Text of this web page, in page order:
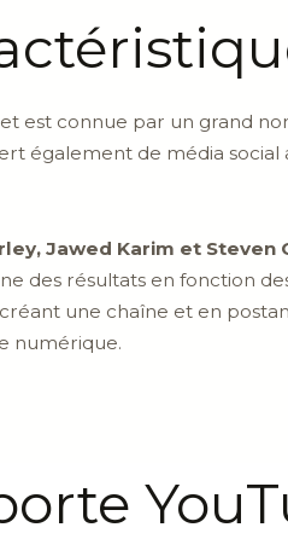
est connue par un grand
également de média
Jawed Karim et Steven
des résultats en fonction
une chaîne et en
numérique.